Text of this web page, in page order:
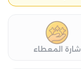
شارة المعطاء